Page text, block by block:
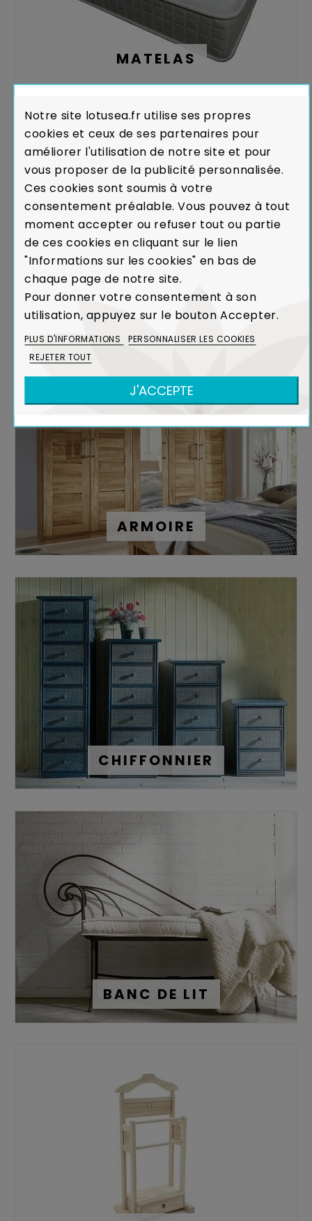
MATELAS
TÊTE DE LIT
ARMOIRE
CHIFFONNIER
BANC DE LIT
Notre site lotusea.fr utilise ses propres
cookies et ceux de ses partenaires pour
améliorer l'utilisation de notre site et pour
vous proposer de la publicité personnalisée.
Ces cookies sont soumis à votre
consentement préalable. Vous pouvez à tout
moment accepter ou refuser tout ou partie
de ces cookies en cliquant sur le lien
"Informations sur les cookies" en bas de
chaque page de notre site.
Pour donner votre consentement à son
utilisation, appuyez sur le bouton Accepter.
PLUS D'INFORMATIONS
PERSONNALISER LES COOKIES
REJETER TOUT
J'ACCEPTE